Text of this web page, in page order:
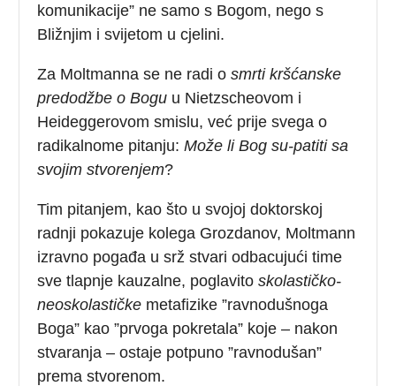
komunikacije” ne samo s Bogom, nego s
Bližnjim i svijetom u cjelini.
Za Moltmanna se ne radi osmrti kršćanske
predodžbe o Bogu u Nietzscheovom i
Heideggerovom smislu, već prije svega o
radikalnome pitanju:Može li Bog su-patiti sa
svojim stvorenjem?
Tim pitanjem, kao što u svojoj doktorskoj
radnji pokazuje kolega Grozdanov, Moltmann
izravno pogađa u srž stvari odbacujući time
sve tlapnje kauzalne, poglavitoskolastičko-
neoskolastičke metafizike ”ravnodušnoga
Boga” kao ”prvoga pokretala” koje – nakon
stvaranja – ostaje potpuno ”ravnodušan”
prema stvorenom.